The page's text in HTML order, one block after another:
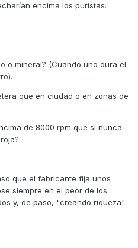
encima los puristas.
o mineral? (Cuando uno dura el
que en ciudad o en zonas de
de 8000 rpm que si nunca
que el fabricante fija unos
siempre en el peor de los
y, de paso, "creando riqueza"